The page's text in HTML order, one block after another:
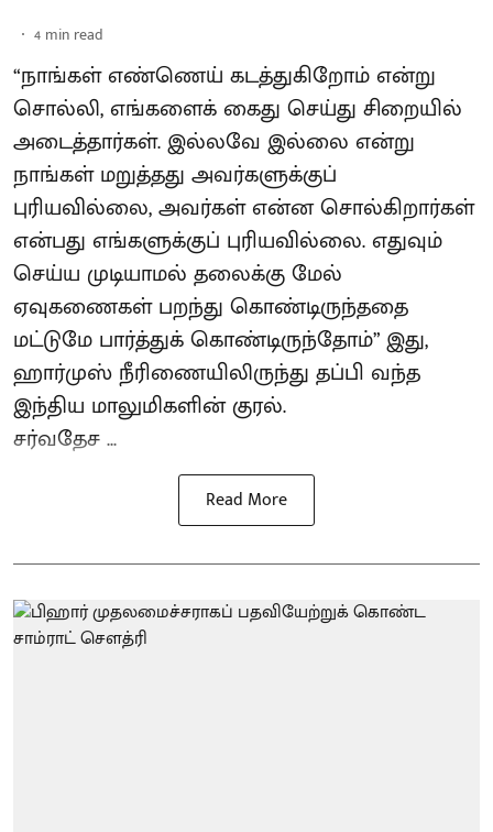
4 min read
“நாங்கள் எண்ணெய் கடத்துகிறோம் என்று
சொல்லி, எங்களைக் கைது செய்து சிறையில்
அடைத்தார்கள். இல்லவே இல்லை என்று
நாங்கள் மறுத்தது அவர்களுக்குப்
புரியவில்லை, அவர்கள் என்ன சொல்கிறார்கள்
என்பது எங்களுக்குப் புரியவில்லை. எதுவும்
செய்ய முடியாமல் தலைக்கு மேல்
ஏவுகணைகள் பறந்து கொண்டிருந்ததை
மட்டுமே பார்த்துக் கொண்டிருந்தோம்” இது,
ஹார்முஸ் நீரிணையிலிருந்து தப்பி வந்த
இந்திய மாலுமிகளின் குரல்.
சர்வதேச ...
Read More